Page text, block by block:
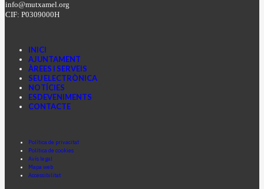
info@mutxamel.org
CIF: P0309000H
INICI
AJUNTAMENT
ÀREES I SERVEIS
SEU ELECTRÒNICA
NOTÍCIES
ESDEVENIMENTS
CONTACTE
Política de privacitat
Política de cookies
Avís legal
Mapa web
Accessibilitat